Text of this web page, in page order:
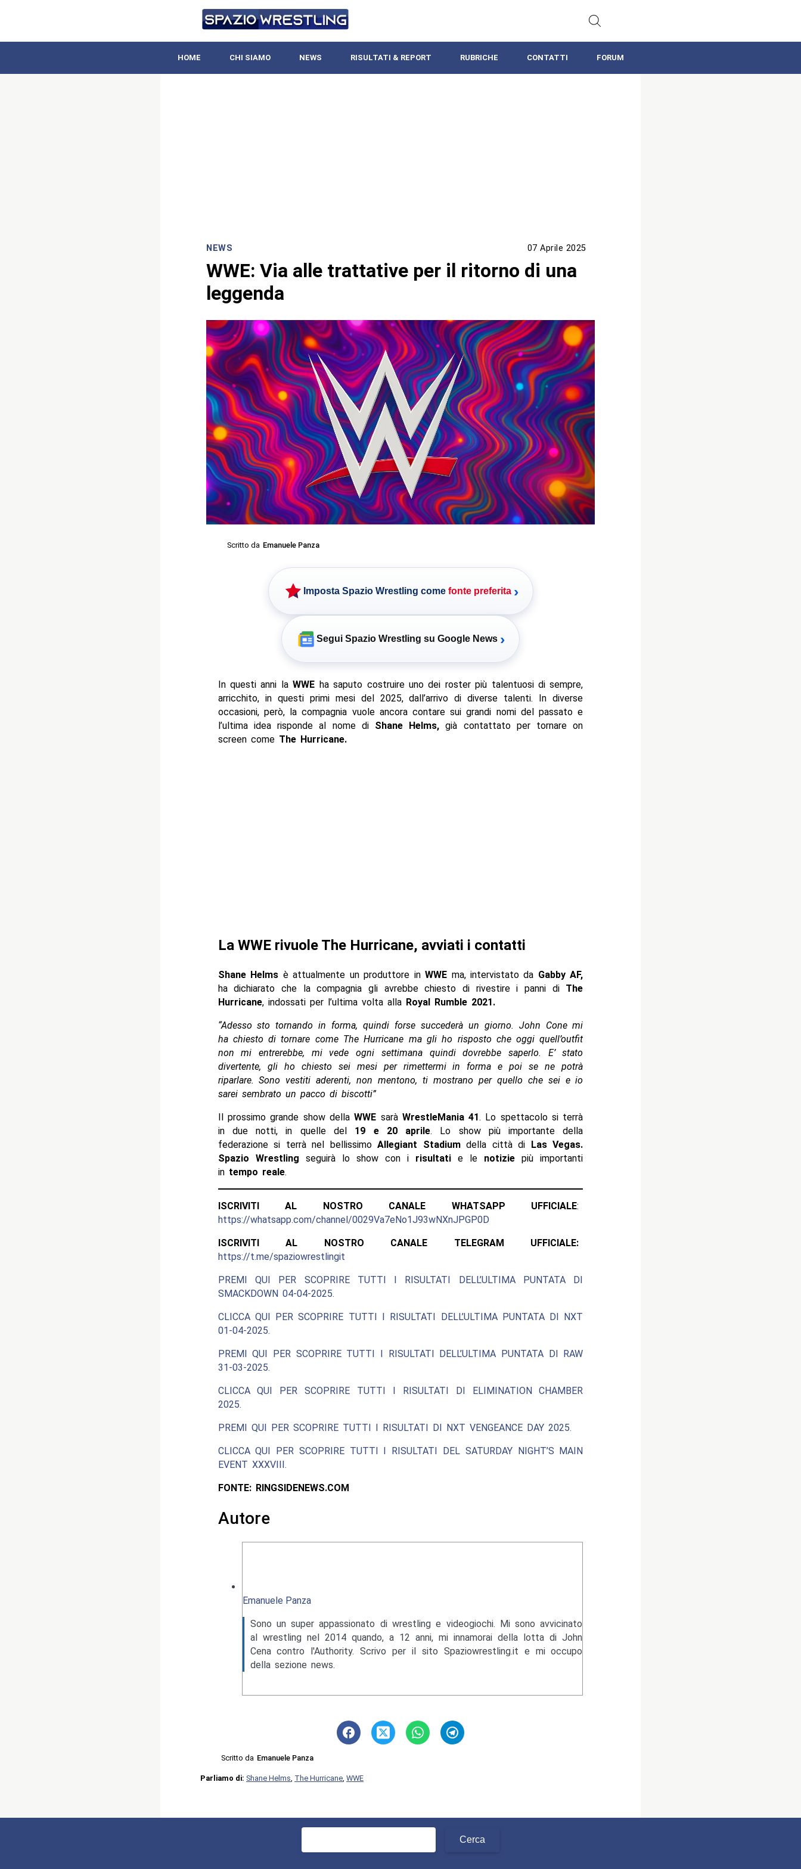
HOME CHI SIAMO NEWS RISULTATI & REPORT RUBRICHE CONTATTI FORUM
NEWS 07 Aprile 2025
WWE: Via alle trattative per il ritorno di una
leggenda
Scritto da Emanuele Panza
Imposta Spazio Wrestling come fonte preferita ›
Segui Spazio Wrestling su Google News ›
In questi anni laWWE ha saputo costruire uno dei roster più talentuosi di sempre,
arricchito, in questi primi mesi del 2025, dall’arrivo di diverse talenti. In diverse
occasioni, però, la compagnia vuole ancora contare sui grandi nomi del passato e
l’ultima idea risponde al nome di Shane Helms,già contattato per tornare on
screen comeThe Hurricane.
La WWE rivuole The Hurricane, avviati i contatti
Shane Helms è attualmente un produttore in WWE ma, intervistato da Gabby AF,
ha dichiarato che la compagnia gli avrebbe chiesto di rivestire i panni di The
Hurricane, indossati per l’ultima volta allaRoyal Rumble 2021.
“Adesso sto tornando in forma, quindi forse succederà un giorno. John Cone mi
ha chiesto di tornare come The Hurricane ma gli ho risposto che oggi quell’outfit
non mi entrerebbe, mi vede ogni settimana quindi dovrebbe saperlo. E’ stato
divertente, gli ho chiesto sei mesi per rimettermi in forma e poi se ne potrà
riparlare. Sono vestiti aderenti, non mentono, ti mostrano per quello che sei e io
sarei sembrato un pacco di biscotti”
Il prossimo grande show dellaWWE sarà WrestleMania 41. Lo spettacolo si terrà
in due notti, in quelle del19 e 20 aprile. Lo show più importante della
federazione si terrà nel bellissimoAllegiant Stadiumdella città di Las Vegas.
Spazio Wrestling seguirà lo show con i risultati e le notizie più importanti
in tempo reale.
ISCRIVITI AL NOSTRO CANALE WHATSAPP UFFICIALE:
https://whatsapp.com/channel/0029Va7eNo1J93wNXnJPGP0D
ISCRIVITI AL NOSTRO CANALE TELEGRAM UFFICIALE:
https://t.me/spaziowrestlingit
PREMI QUI PER SCOPRIRE TUTTI I RISULTATI DELL’ULTIMA PUNTATA DI
SMACKDOWN 04-04-2025.
CLICCA QUI PER SCOPRIRE TUTTI I RISULTATI DELL’ULTIMA PUNTATA DI NXT
01-04-2025.
PREMI QUI PER SCOPRIRE TUTTI I RISULTATI DELL’ULTIMA PUNTATA DI RAW
31-03-2025.
CLICCA QUI PER SCOPRIRE TUTTI I RISULTATI DI ELIMINATION CHAMBER
2025.
PREMI QUI PER SCOPRIRE TUTTI I RISULTATI DI NXT VENGEANCE DAY 2025.
CLICCA QUI PER SCOPRIRE TUTTI I RISULTATI DEL SATURDAY NIGHT’S MAIN
EVENT XXXVIII.
FONTE: RINGSIDENEWS.COM
Autore
Emanuele Panza
Sono un super appassionato di wrestling e videogiochi. Mi sono avvicinato
al wrestling nel 2014 quando, a 12 anni, mi innamorai della lotta di John
Cena contro l'Authority. Scrivo per il sito Spaziowrestling.it e mi occupo
della sezione news.
Scritto da Emanuele Panza
Parliamo di: Shane Helms The Hurricane WWE
Ricerca